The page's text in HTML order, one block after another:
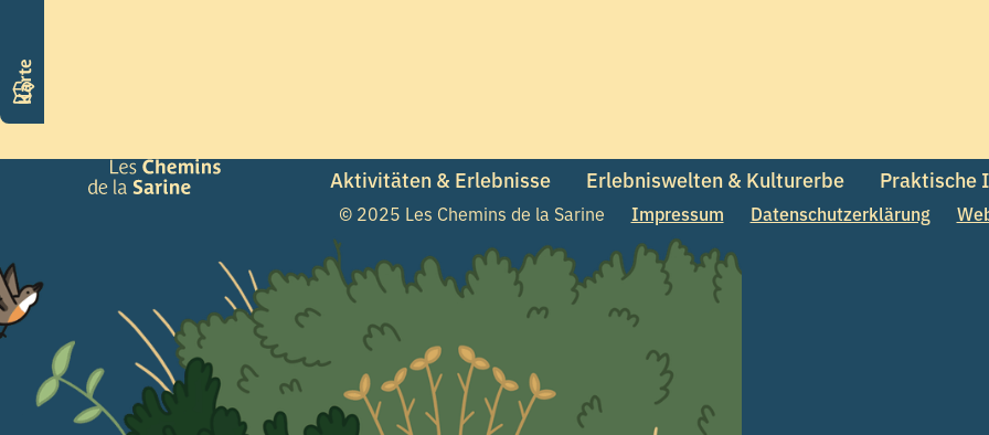
Karte
Aktivitäten & Erlebnisse Erlebniswelten & Kulturerbe Praktische
© 2025 Les Chemins de la Sarine Impressum Datenschutzerklärung